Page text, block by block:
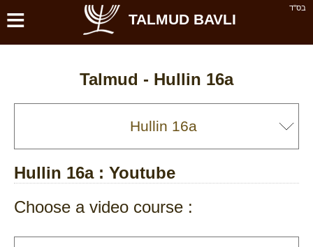
בס''ד ≡ TALMUD BAVLI
Talmud - Hullin 16a
Hullin 16a: Youtube
Choose a video course :